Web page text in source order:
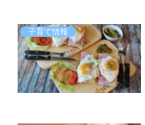
子育て情報